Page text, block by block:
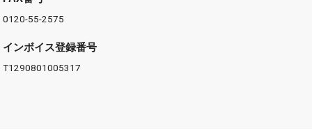
0120-55-2575
インボイス登録番号
T1290801005317